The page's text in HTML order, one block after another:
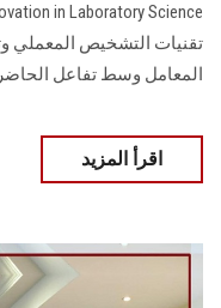
تقنيات التشخيص المعملي
المعامل وسط تفاعل
اقرأ المزيد